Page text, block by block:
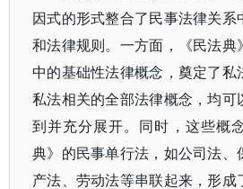
因式的形式整合了民事法律关系
和法律规则。一方面，《民法典
中的基础性法律概念，奠定了私
私法相关的全部法律概念，均可
到并充分展开。同时，这些概
典》的民事单行法，如公司法、
产法、劳动法等串联起来，形成